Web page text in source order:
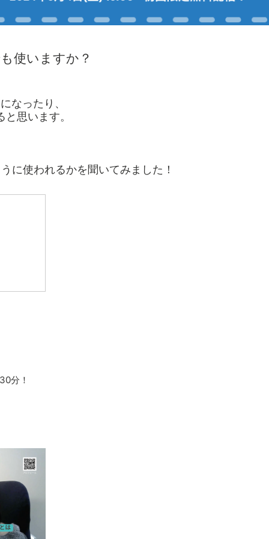
使いますか？
なったり、
思います。
に使われるかを聞いてみました！
分！